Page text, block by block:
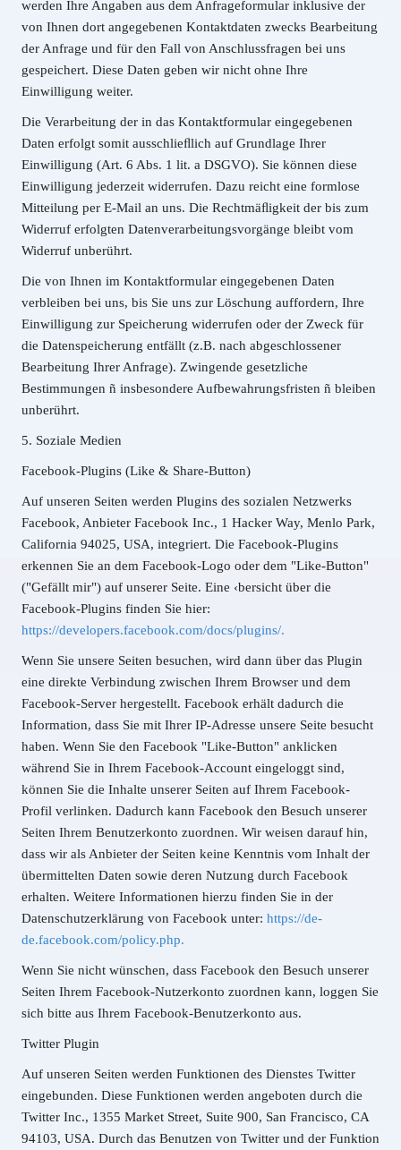
werden Ihre Angaben aus dem Anfrageformular inklusive der
von Ihnen dort angegebenen Kontaktdaten zwecks Bearbeitung
der Anfrage und für den Fall von Anschlussfragen bei uns
gespeichert. Diese Daten geben wir nicht ohne Ihre
Einwilligung weiter.
Die Verarbeitung der in das Kontaktformular eingegebenen
Daten erfolgt somit ausschlieﬂlich auf Grundlage Ihrer
Einwilligung (Art. 6 Abs. 1 lit. a DSGVO). Sie können diese
Einwilligung jederzeit widerrufen. Dazu reicht eine formlose
Mitteilung per E-Mail an uns. Die Rechtmäﬂigkeit der bis zum
Widerruf erfolgten Datenverarbeitungsvorgänge bleibt vom
Widerruf unberührt.
Die von Ihnen im Kontaktformular eingegebenen Daten
verbleiben bei uns, bis Sie uns zur Löschung auffordern, Ihre
Einwilligung zur Speicherung widerrufen oder der Zweck für
die Datenspeicherung entfällt (z.B. nach abgeschlossener
Bearbeitung Ihrer Anfrage). Zwingende gesetzliche
Bestimmungen ñ insbesondere Aufbewahrungsfristen ñ bleiben
unberührt.
5. Soziale Medien
Facebook-Plugins (Like & Share-Button)
Auf unseren Seiten werden Plugins des sozialen Netzwerks
Facebook, Anbieter Facebook Inc., 1 Hacker Way, Menlo Park,
California 94025, USA, integriert. Die Facebook-Plugins
erkennen Sie an dem Facebook-Logo oder dem "Like-Button"
("Gefällt mir") auf unserer Seite. Eine ‹bersicht über die
Facebook-Plugins finden Sie hier:
https://developers.facebook.com/docs/plugins/.
Wenn Sie unsere Seiten besuchen, wird dann über das Plugin
eine direkte Verbindung zwischen Ihrem Browser und dem
Facebook-Server hergestellt. Facebook erhält dadurch die
Information, dass Sie mit Ihrer IP-Adresse unsere Seite besucht
haben. Wenn Sie den Facebook "Like-Button" anklicken
während Sie in Ihrem Facebook-Account eingeloggt sind,
können Sie die Inhalte unserer Seiten auf Ihrem Facebook-
Profil verlinken. Dadurch kann Facebook den Besuch unserer
Seiten Ihrem Benutzerkonto zuordnen. Wir weisen darauf hin,
dass wir als Anbieter der Seiten keine Kenntnis vom Inhalt der
übermittelten Daten sowie deren Nutzung durch Facebook
erhalten. Weitere Informationen hierzu finden Sie in der
Datenschutzerklärung von Facebook unter: https://de-
de.facebook.com/policy.php.
Wenn Sie nicht wünschen, dass Facebook den Besuch unserer
Seiten Ihrem Facebook-Nutzerkonto zuordnen kann, loggen Sie
sich bitte aus Ihrem Facebook-Benutzerkonto aus.
Twitter Plugin
Auf unseren Seiten werden Funktionen des Dienstes Twitter
eingebunden. Diese Funktionen werden angeboten durch die
Twitter Inc., 1355 Market Street, Suite 900, San Francisco, CA
94103, USA. Durch das Benutzen von Twitter und der Funktion